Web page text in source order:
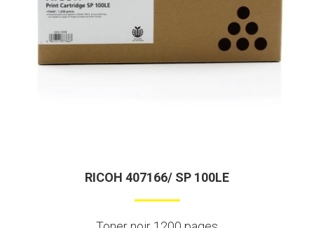
RICOH 407166/ SP 100LE